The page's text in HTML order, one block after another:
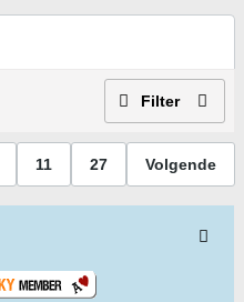
Filter
11 27 Volgende